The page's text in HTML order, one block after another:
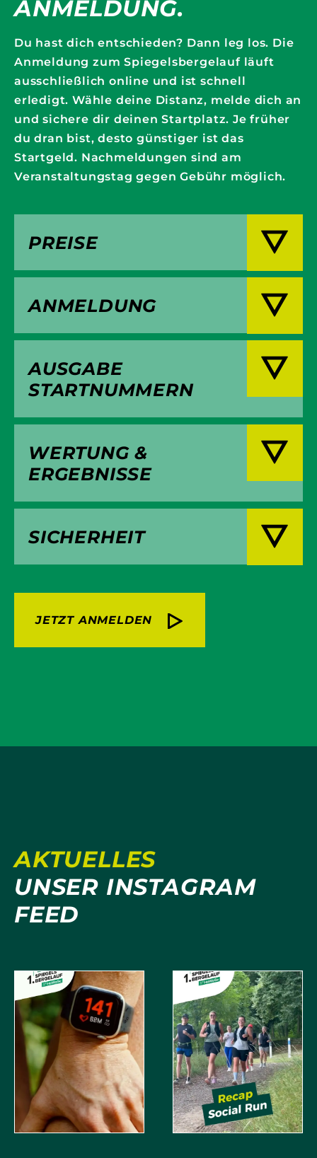
ANMELDUNG.
Du hast dich entschieden? Dann leg los. Die
Anmeldung zum Spiegelsbergelauf läuft
ausschließlich online und ist schnell
erledigt. Wähle deine Distanz, melde dich an
und sichere dir deinen Startplatz. Je früher
du dran bist, desto günstiger ist das
Startgeld. Nachmeldungen sind am
Veranstaltungstag gegen Gebühr möglich.
PREISE
ANMELDUNG
AUSGABE
STARTNUMMERN
WERTUNG &
ERGEBNISSE
SICHERHEIT
JETZT ANMELDEN
AKTUELLES
UNSER INSTAGRAM
FEED